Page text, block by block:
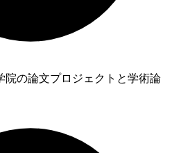
院の論文プロジェクトと学術論